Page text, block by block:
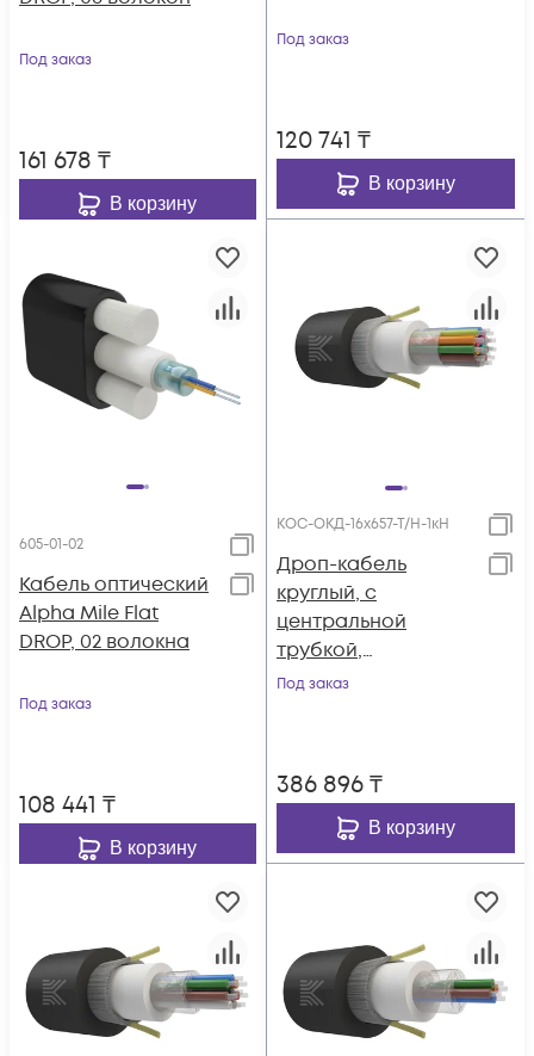
Под заказ
161 678 ₸
В корзину
Под заказ
120 741 ₸
В корзину
605-01-02
Кабель оптический
Alpha Mile Flat
DROP, 02 волокна
Под заказ
108 441 ₸
В корзину
КОС-ОКД-16х657-Т/Н-1кН
Дроп-кабель
круглый, с
центральной
трубкой,
усиленстеклонитям
Под заказ
386 896₸
В корзину